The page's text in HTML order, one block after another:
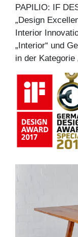
PAPILIO: IF
„Design
Interior
„Interior“ und
in der Kategorie